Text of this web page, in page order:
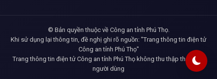
© Bản quyền thuộc về Công an tỉnh Phú Thọ.
Khi sử dụng lại thông tin, đề nghị ghi rõ nguồn: "Trang thông tin điện tử
Công an tỉnh Phú Thọ"
Trang thông tin điện tử Công an tỉnh Phú Thọ không thu thập thông tin
người dùng